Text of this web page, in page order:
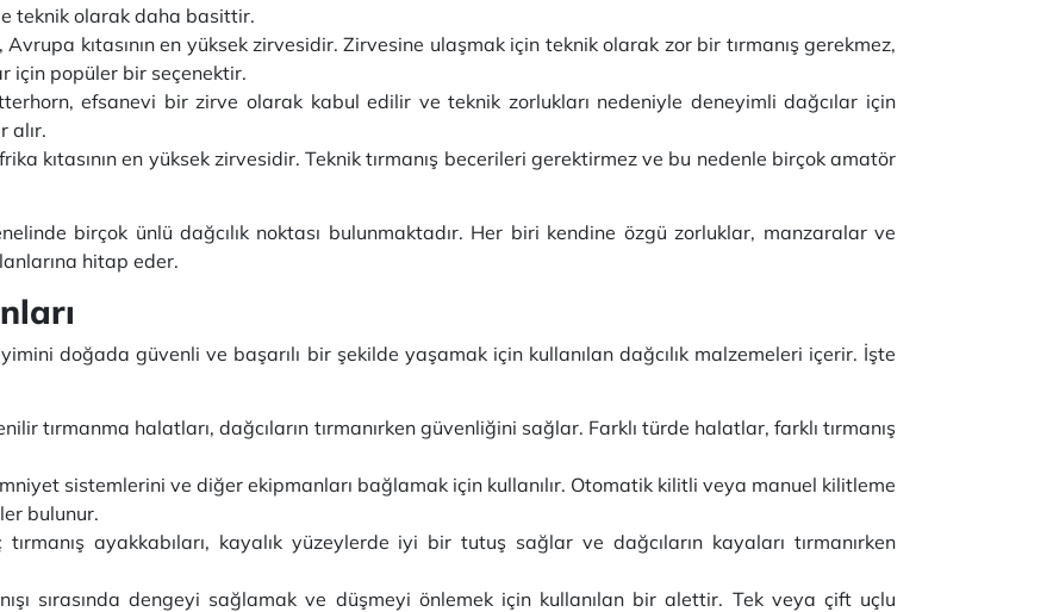
teknik olarak daha basittir.
Avrupa kıtasının en yüksek zirvesidir. Zirvesine ulaşmak için teknik olarak zor bir tırmanış gerekmez,
için popüler bir seçenektir.
efsanevi bir zirve olarak kabul edilir ve teknik zorlukları nedeniyle deneyimli dağcılar için
alır.
kıtasının en yüksek zirvesidir. Teknik tırmanış becerileri gerektirmez ve bu nedenle birçok amatör
birçok ünlü dağcılık noktası bulunmaktadır. Her biri kendine özgü zorluklar, manzaralar ve
hitap eder.
doğada güvenli ve başarılı bir şekilde yaşamak için kullanılan dağcılık malzemeleri içerir. İşte
tırmanma halatları, dağcıların tırmanırken güvenliğini sağlar. Farklı türde halatlar, farklı tırmanış
sistemlerini ve diğer ekipmanları bağlamak için kullanılır. Otomatik kilitli veya manuel kilitleme
bulunur.
ayakkabıları, kayalık yüzeylerde iyi bir tutuş sağlar ve dağcıların kayaları tırmanırken
sırasında dengeyi sağlamak ve düşmeyi önlemek için kullanılan bir alettir. Tek veya çift uçlu